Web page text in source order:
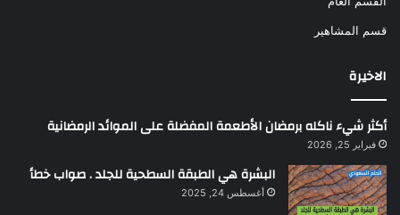
قسم المشاهير
الاخيرة
أكثر شيء ناكله برمضان الأطعمة المفضلة على الموائد الرمضانية
فبراير 25, 2026
البشرة هي الطبقة السطحية للجلد . صواب خطأ
أغسطس 24, 2025